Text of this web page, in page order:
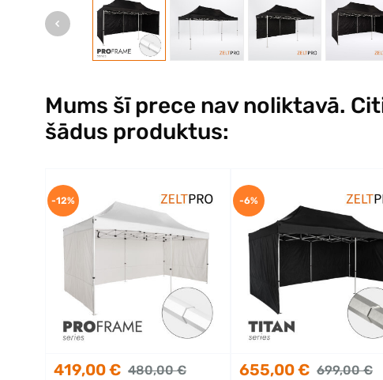
Mums šī prece nav noliktavā.
šādus produktus:
419,00 € 480,00 €
-12%
655,00 € 699,00 €
-6%